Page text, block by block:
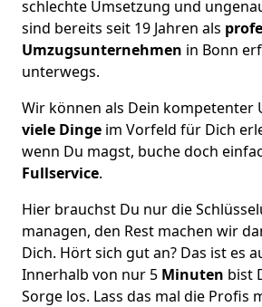
schlechte Umsetzung und
sind bereits seit 19 Jahren als
Umzugsunternehmen in Bonn
unterwegs.
Wir können als Dein kompetenter
viele Dinge im Vorfeld für Dich
wenn Du magst, buche doch
Fullservice.
Hier brauchst Du nur die
managen, den Rest machen wir
Dich. Hört sich gut an? Das ist es
Innerhalb von nur 5 Minuten bist
Sorge los. Lass das mal die Profis